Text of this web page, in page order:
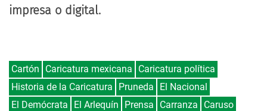
impresa o digital.
Cartón Caricatura mexicana
Caricatura política
Historia de la Caricatura
Pruneda
El Nacional
El Demócrata
El Arlequín Prensa Carranza
Caruso